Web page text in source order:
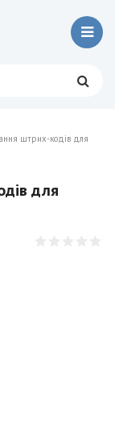
штрих-кодів для
для